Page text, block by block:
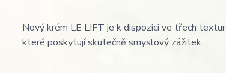
Nový krém LE LIFT je k dispozici ve třech
které poskytují skutečně smyslový zážitek.